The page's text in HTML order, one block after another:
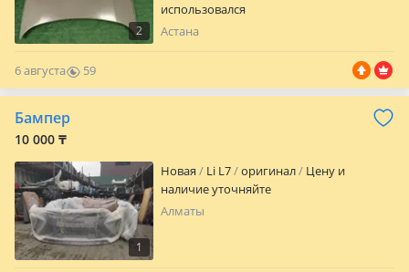
2
использовался
Астана
6 августа
59
0
Бампер
10 000 ₸
1
Новая Li L7 оригинал
Цену и
наличие уточняйте
Алматы